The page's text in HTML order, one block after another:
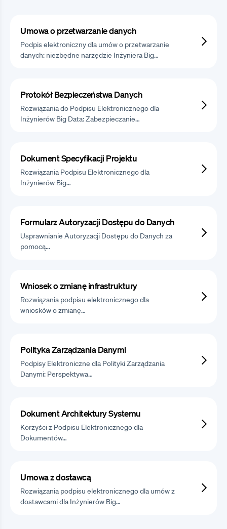
Umowa o przetwarzanie danych
Podpis elektroniczny dla umów o przetwarzanie
danych: niezbędne narzędzie Inżyniera Big…
Protokół Bezpieczeństwa Danych
Rozwiązania do Podpisu Elektronicznego dla
Inżynierów Big Data: Zabezpieczanie…
Dokument Specyfikacji Projektu
Rozwiązania Podpisu Elektronicznego dla
Inżynierów Big…
Formularz Autoryzacji Dostępu do Danych
Usprawnianie Autoryzacji Dostępu do Danych za
pomocą…
Wniosek o zmianę infrastruktury
Rozwiązania podpisu elektronicznego dla
wniosków o zmianę…
Polityka Zarządzania Danymi
Podpisy Elektroniczne dla Polityki Zarządzania
Danymi: Perspektywa…
Dokument Architektury Systemu
Korzyści z Podpisu Elektronicznego dla
Dokumentów…
Umowa z dostawcą
Rozwiązania podpisu elektronicznego dla umów z
dostawcami dla Inżynierów Big…